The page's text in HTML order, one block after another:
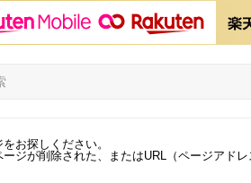
お探しください。
ジが削除された、またはURL（ページアドレ